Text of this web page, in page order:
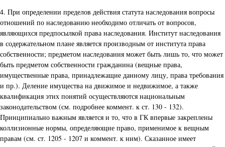
4. При определении пределов действия статута наследования вопросы
отношений по наследованию необходимо отличать от вопросов,
являющихся предпосылкой права наследования. Институт наследования
в содержательном плане является производным от института права
собственности; предметом наследования может быть лишь то, что может
быть предметом собственности гражданина (вещные права,
имущественные права, принадлежащие данному лицу, права требования
и пр.). Деление имущества на движимое и недвижимое, а также
квалификация этих понятий осуществляются национальным
законодательством (см. подробнее коммент. к ст. 130 - 132).
Принципиально важным является и то, что в ГК впервые закреплены
коллизионные нормы, определяющие право, применимое к вещным
правам (см. ст. 1205 - 1207 и коммент. к ним). Сказанное имеет